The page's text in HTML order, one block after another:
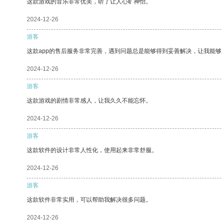
这款游戏的音乐非常优美，听了让人心旷神怡。
2024-12-26
游客
这款app的售后服务非常完善，遇到问题总是能够得到妥善解决，让我能够
2024-12-26
游客
这款游戏的剧情非常感人，让我久久不能忘怀。
2024-12-26
游客
这款软件的设计非常人性化，使用起来非常舒服。
2024-12-26
游客
这款软件非常实用，可以帮助我解决很多问题。
2024-12-26